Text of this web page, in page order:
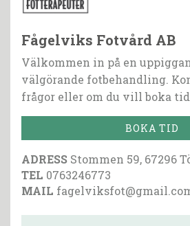
Fågelviks Fotvård AB
Välkommen in på en
välgörande fotbehandling.
frågor eller om du vill boka
BOKA TID
ADRESS Stommen 59, 67296
TEL 0763246773
MAIL